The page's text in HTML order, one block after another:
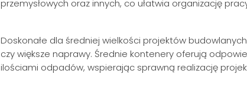
przemysłowych oraz innych, co ułatwia organizację
Doskonałe dla średniej wielkości projektów
czy większe naprawy. Średnie kontenery oferują
ilościami odpadów, wspierając sprawną realizację